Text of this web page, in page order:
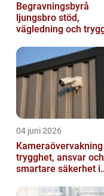
Begravningsbyrå
ljungsbro stöd,
vägledning och
04 juni 2026
Kameraövervakning
trygghet, ansvar och
smartare säkerhet i